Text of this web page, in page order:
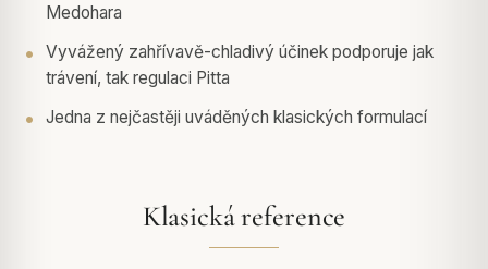
Medohara
Vyvážený zahřívavě-chladivý účinek podporuje jak
trávení, tak regulaci Pitta
Jedna z nejčastěji uváděných klasických formulací
Klasická reference